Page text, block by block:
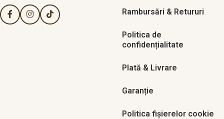
Rambursări & Retururi
Politica de
confidențialitate
Plată & Livrare
Garanție
Politica fișierelor cookie